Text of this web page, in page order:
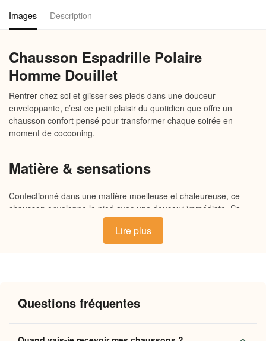
Images Description
Chausson Espadrille Polaire
Homme Douillet
Rentrer chez soi et glisser ses pieds dans une douceur
enveloppante, c’est ce petit plaisir du quotidien que offre un
chausson confort pensé pour transformer chaque soirée en
moment de cocooning.
Matière & sensations
Confectionné dans une matière moelleuse et chaleureuse, ce
chausson enveloppe le pied avec une douceur immédiate. Sa
doublure intérieure, douce au toucher, retient naturellement la
chaleur pour garder vos pieds au chaud tout au long de la
journée. La semelle souple et légèrement antidérapante assure
Pourquoi vous allez l’adorer
Lire plus
Questions fréquentes